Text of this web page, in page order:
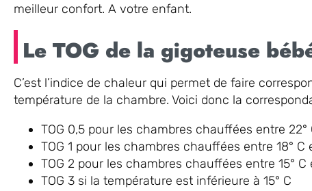
meilleur confort. A votre enfant.
Le TOG de la gigoteuse
C’est l’indice de chaleur qui permet de faire
température de la chambre. Voici donc la
TOG 0,5 pour les chambres chauffées entre 22°
TOG 1 pour les chambres chauffées entre 18° C
TOG 2 pour les chambres chauffées entre 15° C
TOG 3 si la température est inférieure à 15° C